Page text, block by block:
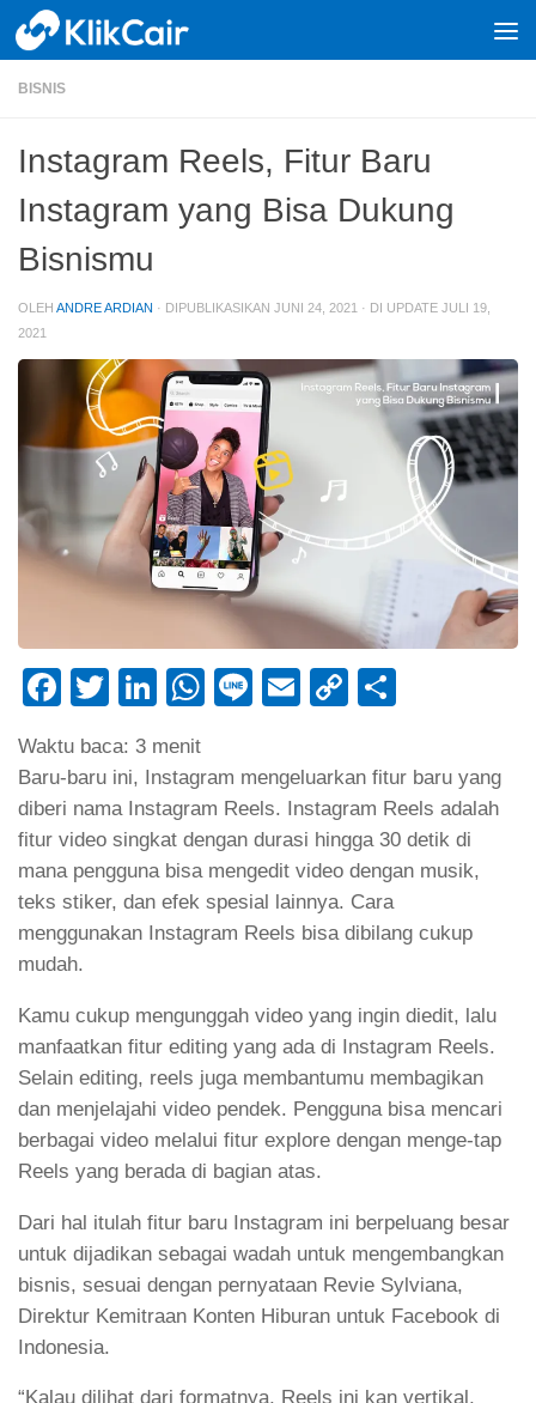
Skip to content
BISNIS
Instagram Reels, Fitur Baru
Instagram yang Bisa Dukung
Bisnismu
OLEH ANDRE ARDIAN · DIPUBLIKASIKAN JUNI 24, 2021 · DI UPDATE JULI 19,
2021
Facebook
TwitterLinkedIn
WhatsApp
LineEmailCopy
Waktu baca: 3 menit
Baru-baru ini, Instagram mengeluarkan fitur baru yang
diberi nama Instagram Reels. Instagram Reels adalah
fitur video singkat dengan durasi hingga 30 detik di
mana pengguna bisa mengedit video dengan musik,
teks stiker, dan efek spesial lainnya. Cara
menggunakan Instagram Reels bisa dibilang cukup
mudah.
Kamu cukup mengunggah video yang ingin diedit, lalu
manfaatkan fitur editing yang ada di Instagram Reels.
Selain editing, reels juga membantumu membagikan
dan menjelajahi video pendek. Pengguna bisa mencari
berbagai video melalui fitur explore dengan menge-tap
Reels yang berada di bagian atas.
Dari hal itulah fitur baru Instagram ini berpeluang besar
untuk dijadikan sebagai wadah untuk mengembangkan
bisnis, sesuai dengan pernyataan Revie Sylviana,
Direktur Kemitraan Konten Hiburan untuk Facebook di
Indonesia.
“Kalau dilihat dari formatnya, Reels ini kan vertikal,